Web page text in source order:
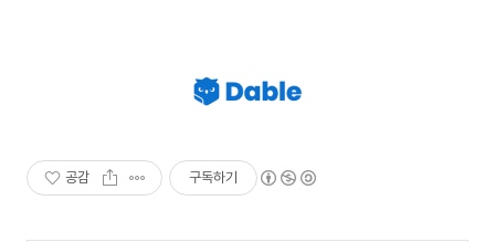
공감 구독하기